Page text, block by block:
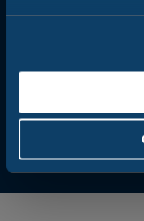
Schwimmbecken